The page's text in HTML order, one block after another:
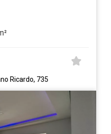
Ricardo, 735